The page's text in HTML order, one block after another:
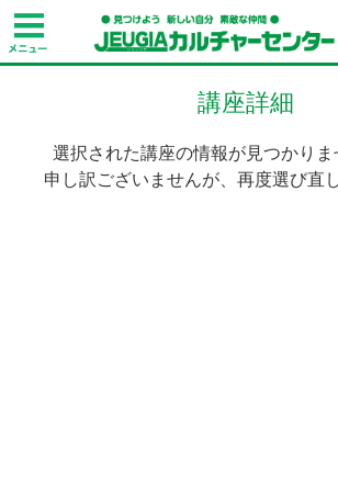
講座詳細
選択された講座の情報が見つかりま
申し訳ございませんが、再度選び直